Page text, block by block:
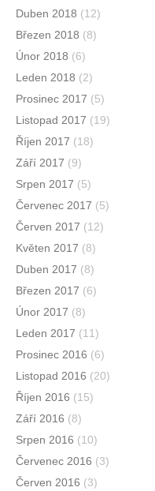
Duben 2018 (12)
Březen 2018 (8)
Únor 2018 (6)
Leden 2018 (2)
Prosinec 2017 (5)
Listopad 2017 (19)
Říjen 2017 (18)
Září 2017 (9)
Srpen 2017 (5)
Červenec 2017 (5)
Červen 2017 (12)
Květen 2017 (8)
Duben 2017 (8)
Březen 2017 (6)
Únor 2017 (8)
Leden 2017 (11)
Prosinec 2016 (6)
Listopad 2016 (20)
Říjen 2016 (15)
Září 2016 (8)
Srpen 2016 (10)
Červenec 2016 (3)
Červen 2016 (3)